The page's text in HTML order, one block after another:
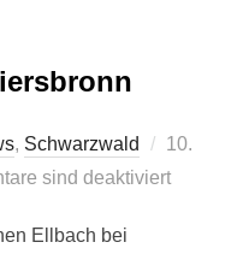
, Schwarzwald
am
10.
sind deaktiviert
Ellbach bei